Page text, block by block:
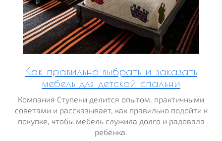
Как правильно выбрать и заказать
мебель для детской спальни
Компания Ступени делится опытом, практичными
советами и рассказывает, как правильно подойти к
покупке, чтобы мебель служила долго и радовала
ребёнка.